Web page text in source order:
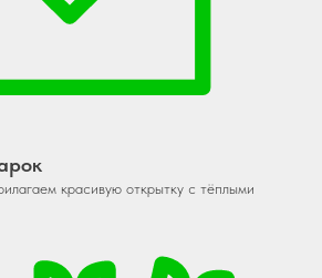
красивую открытку с тёплыми